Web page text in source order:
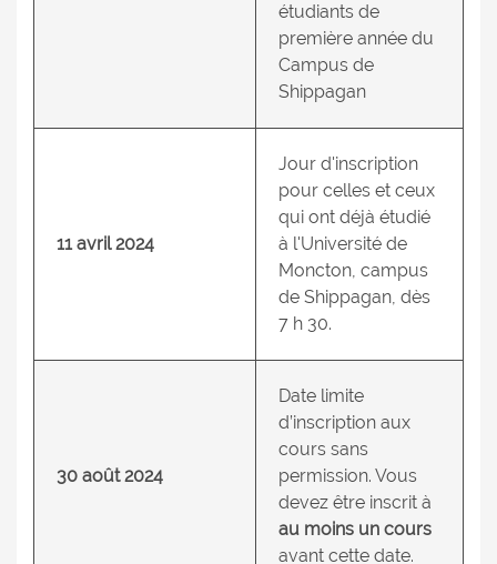
étudiants de
première année du
Campus de
Shippagan
11 avril 2024
Jour d'inscription
pour celles et ceux
qui ont déjà étudié
à l'Université de
Moncton, campus
de Shippagan, dès
7 h 30.
30 août 2024
Date limite
d’inscription aux
cours sans
permission. Vous
devez être inscrit à
au moins un cours
avant cette date.